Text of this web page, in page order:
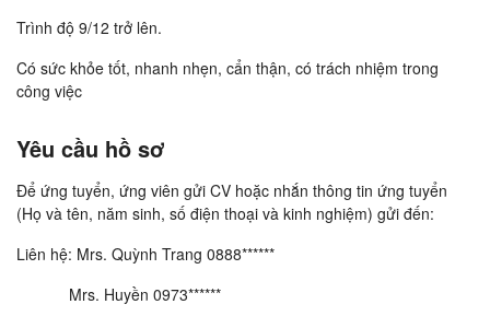
Trình độ 9/12 trở lên.
Có sức khỏe tốt, nhanh nhẹn, cẩn thận, có trách nhiệm trong
công việc
Yêu cầu hồ sơ
Để ứng tuyển, ứng viên gửi CV hoặc nhắn thông tin ứng tuyển
(Họ và tên, năm sinh, số điện thoại và kinh nghiệm) gửi đến:
Liên hệ: Mrs. Quỳnh Trang 0888******
Mrs. Huyền 0973******